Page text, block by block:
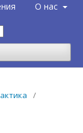
О нас
/